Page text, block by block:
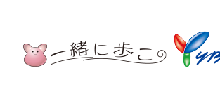
テレビ